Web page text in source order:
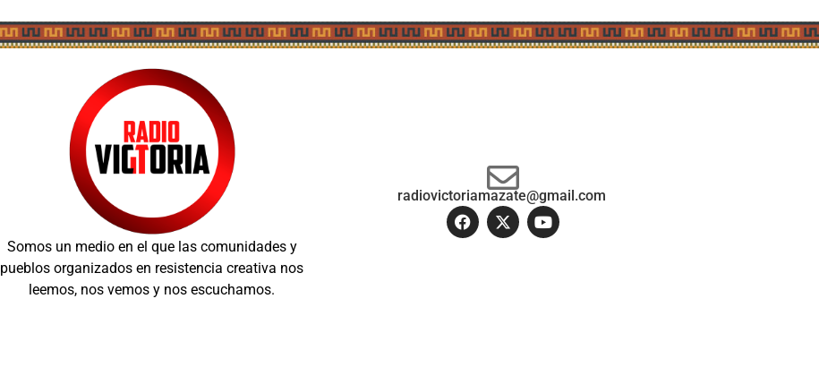
Somos un medio en el que las comunidades y
pueblos organizados en resistencia creativa nos
leemos, nos vemos y nos escuchamos.
radiovictoriamazate@gmail.com